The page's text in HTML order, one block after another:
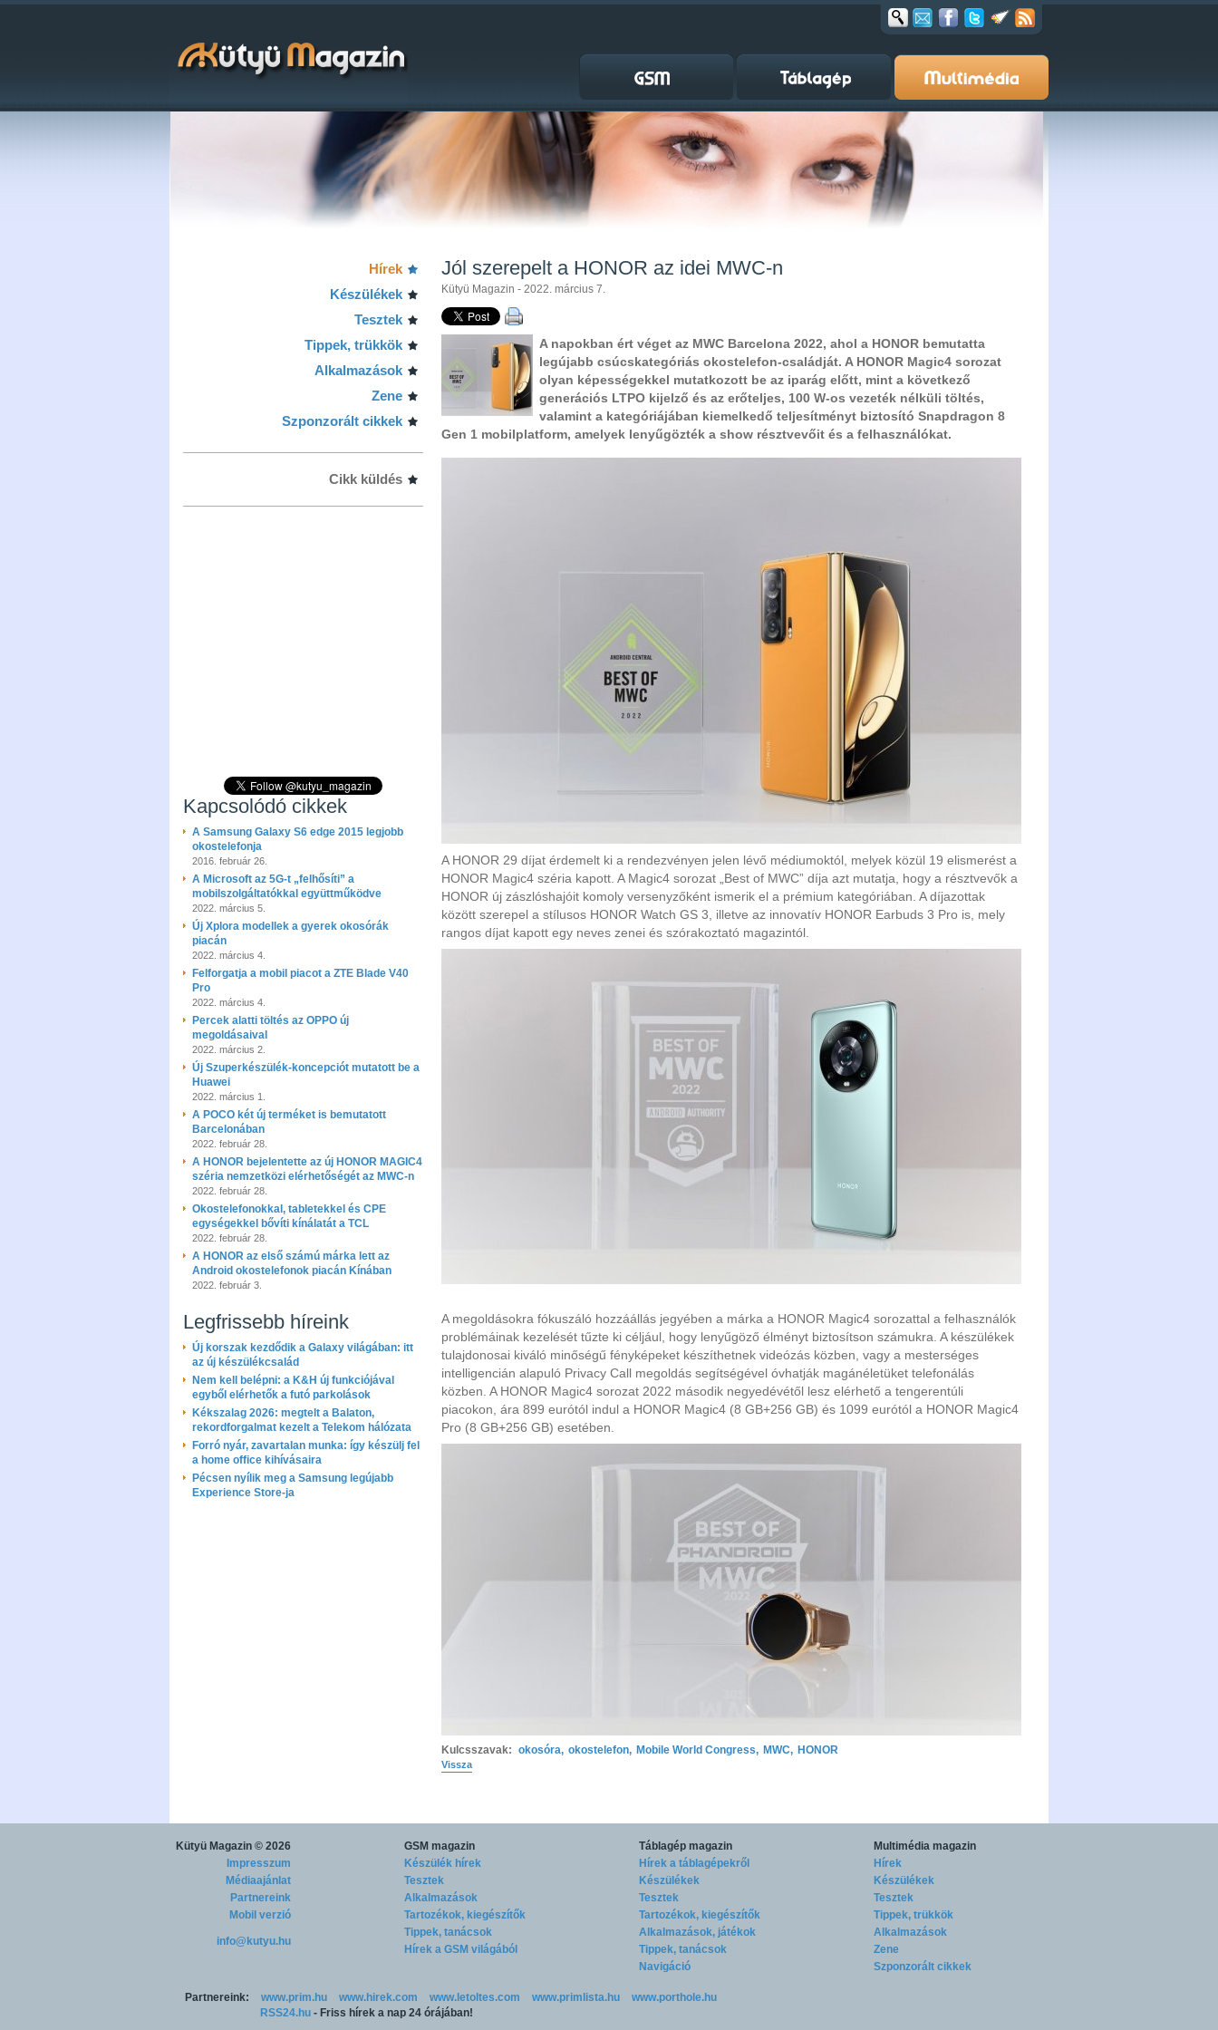
Hírek
Készülékek
Tesztek
Tippek, trükkök
Alkalmazások
Zene
Szponzorált cikkek
Cikk küldés
Kapcsolódó cikkek
A Samsung Galaxy S6 edge 2015 legjobb
okostelefonja
2016. február 26.
A Microsoft az 5G-t „felhősíti” a
mobilszolgáltatókkal együttműködve
2022. március 5.
Új Xplora modellek a gyerek okosórák
piacán
2022. március 4.
Felforgatja a mobil piacot a ZTE Blade V40
Pro
2022. március 4.
Percek alatti töltés az OPPO új
megoldásaival
2022. március 2.
Új Szuperkészülék-koncepciót mutatott be a
Huawei
2022. március 1.
A POCO két új terméket is bemutatott
Barcelonában
2022. február 28.
A HONOR bejelentette az új HONOR MAGIC4
széria nemzetközi elérhetőségét az MWC-n
2022. február 28.
Okostelefonokkal, tabletekkel és CPE
egységekkel bővíti kínálatát a TCL
2022. február 28.
A HONOR az első számú márka lett az
Android okostelefonok piacán Kínában
2022. február 3.
Legfrissebb híreink
Új korszak kezdődik a Galaxy világában: itt
az új készülékcsalád
Nem kell belépni: a K&H új funkciójával
egyből elérhetők a futó parkolások
Kékszalag 2026: megtelt a Balaton,
rekordforgalmat kezelt a Telekom hálózata
Forró nyár, zavartalan munka: így készülj fel
a home office kihívásaira
Pécsen nyílik meg a Samsung legújabb
Experience Store-ja
Jól szerepelt a HONOR az idei MWC-n
Kütyü Magazin - 2022. március 7.
A napokban ért véget az MWC Barcelona 2022, ahol a HONOR bemutatta
legújabb csúcskategóriás okostelefon-családját. A HONOR Magic4 sorozat
olyan képességekkel mutatkozott be az iparág előtt, mint a következő
generációs LTPO kijelző és az erőteljes, 100 W-os vezeték nélküli töltés,
valamint a kategóriájában kiemelkedő teljesítményt biztosító Snapdragon 8
Gen 1 mobilplatform, amelyek lenyűgözték a show résztvevőit és a felhasználókat.
A HONOR 29 díjat érdemelt ki a rendezvényen jelen lévő médiumoktól, melyek közül 19 elismerést a
HONOR Magic4 széria kapott. A Magic4 sorozat „Best of MWC” díja azt mutatja, hogy a résztvevők a
HONOR új zászlóshajóit komoly versenyzőként ismerik el a prémium kategóriában. A díjazottak
között szerepel a stílusos HONOR Watch GS 3, illetve az innovatív HONOR Earbuds 3 Pro is, mely
rangos díjat kapott egy neves zenei és szórakoztató magazintól.
A megoldásokra fókuszáló hozzáállás jegyében a márka a HONOR Magic4 sorozattal a felhasználók
problémáinak kezelését tűzte ki céljául, hogy lenyűgöző élményt biztosítson számukra. A készülékek
tulajdonosai kiváló minőségű fényképeket készíthetnek videózás közben, vagy a mesterséges
intelligencián alapuló Privacy Call megoldás segítségével óvhatják magánéletüket telefonálás
közben. A HONOR Magic4 sorozat 2022 második negyedévétől lesz elérhető a tengerentúli
piacokon, ára 899 eurótól indul a HONOR Magic4 (8 GB+256 GB) és 1099 eurótól a HONOR Magic4
Pro (8 GB+256 GB) esetében.
Kulcsszavak: okosóra, okostelefon, Mobile World Congress, MWC, HONOR
Vissza
Kütyü Magazin © 2026
Impresszum
Médiaajánlat
Partnereink
Mobil verzió
info@kutyu.hu
GSM magazin
Készülék hírek
Tesztek
Alkalmazások
Tartozékok, kiegészítők
Tippek, tanácsok
Hírek a GSM világából
Táblagép magazin
Hírek a táblagépekről
Készülékek
Tesztek
Tartozékok, kiegészítők
Alkalmazások, játékok
Tippek, tanácsok
Navigáció
Multimédia magazin
Hírek
Készülékek
Tesztek
Tippek, trükkök
Alkalmazások
Zene
Szponzorált cikkek
Partnereink: www.prim.hu www.hirek.com www.letoltes.com www.primlista.hu
www.porthole.hu
RSS24.hu - Friss hírek a nap 24 órájában!